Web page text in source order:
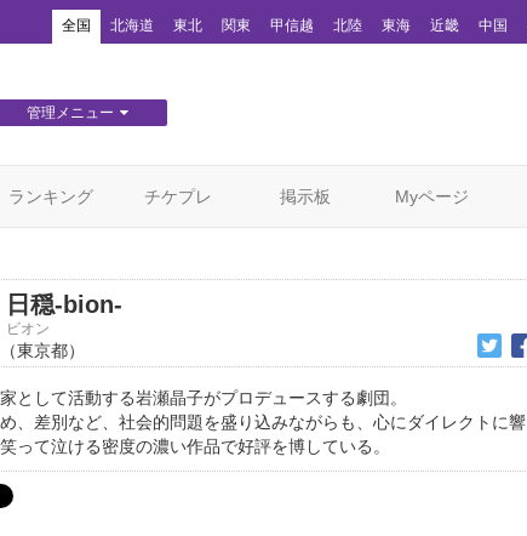
全国 北海道 東北 関東 甲信越 北陸 東海 近畿 中国
管理メニュー
ランキング チケプレ 掲示板 Myページ
日穏-bion-
ビオン
（東京都）
として活動する岩瀬晶子がプロデュースする劇団。
、差別など、社会的問題を盛り込みながらも、心にダイレクトに響
って泣ける密度の濃い作品で好評を博している。